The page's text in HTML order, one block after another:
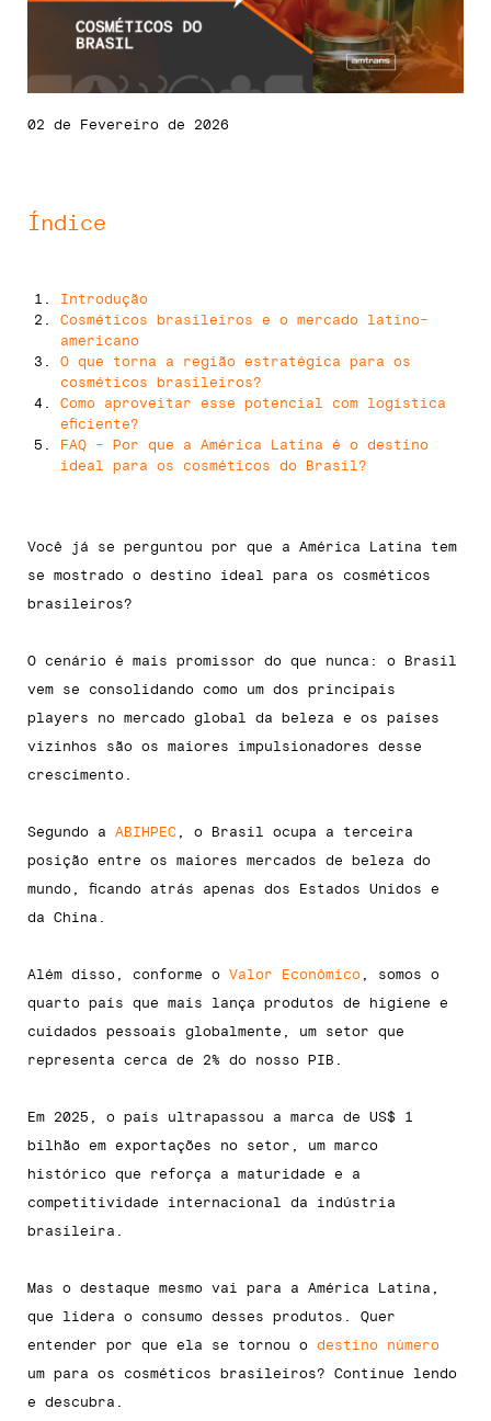
02 de Fevereiro de 2026
Índice
Introdução
Cosméticos brasileiros e o mercado latino-
americano
O que torna a região estratégica para os
cosméticos brasileiros?
Como aproveitar esse potencial com logística
eficiente?
FAQ - Por que a América Latina é o destino
ideal para os cosméticos do Brasil?
Você já se perguntou por que a América Latina tem
se mostrado o destino ideal para os cosméticos
brasileiros?
O cenário é mais promissor do que nunca: o Brasil
vem se consolidando como um dos principais
players no mercado global da beleza e os países
vizinhos são os maiores impulsionadores desse
crescimento.
Segundo a ABIHPEC , o Brasil ocupa a terceira
posição entre os maiores mercados de beleza do
mundo, ficando atrás apenas dos Estados Unidos e
da China.
Além disso, conforme o Valor Econômico , somos o
quarto país que mais lança produtos de higiene e
cuidados pessoais globalmente, um setor que
representa cerca de 2% do nosso PIB.
Em 2025, o país ultrapassou a marca de US$ 1
bilhão em exportações no setor, um marco
histórico que reforça a maturidade e a
competitividade internacional da indústria
brasileira.
Mas o destaque mesmo vai para a América Latina,
que lidera o consumo desses produtos. Quer
entender por que ela se tornou o destino número
um para os cosméticos brasileiros? Continue lendo
e descubra.